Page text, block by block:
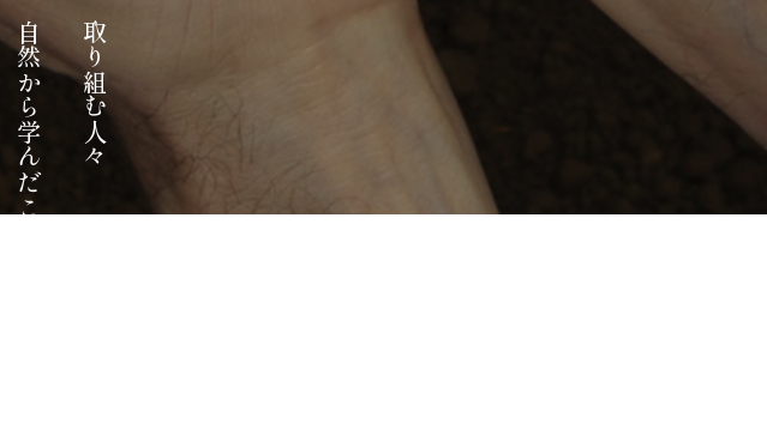
取り組む人々
自然から学んだこと